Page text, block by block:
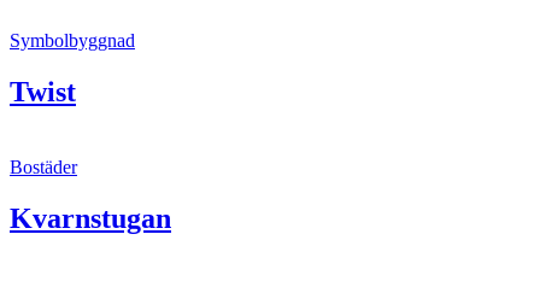
Symbolbyggnad
Twist
Bostäder
Kvarnstugan